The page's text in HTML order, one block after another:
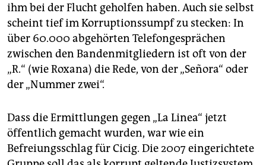
ihm bei der Flucht geholfen haben. Auch sie selbst
scheint tief im Korruptionssumpf zu stecken: In
über 60.000 abgehörten Telefongesprächen
zwischen den Bandenmitgliedern ist oft von der
„R.“ (wie Roxana) die Rede, von der „Señora“ oder
der „Nummer zwei“.
Dass die Ermittlungen gegen „La Linea“ jetzt
öffentlich gemacht wurden, war wie ein
Befreiungsschlag für Cicig. Die 2007 eingerichtete